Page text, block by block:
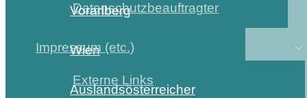
Datenschutzbeauftragter
Impressum (etc.)
Externe Links
Vorarlberg
Wien
Auslandsösterreicher